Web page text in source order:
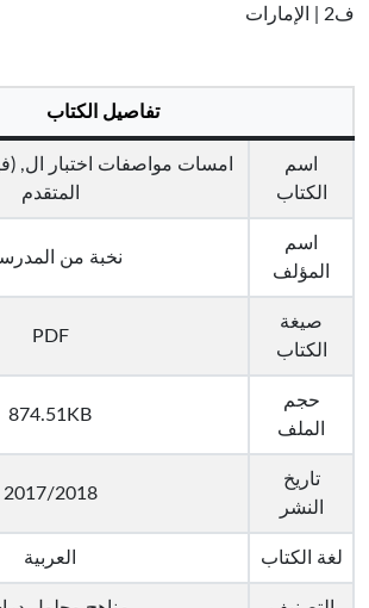
ف2 | الإمارات
تفاصيل الكتاب
اسم
الكتاب
امسات مواصفات اختبار ال,
المتقدم
اسم
المؤلف
نخبة من
صيغة
الكتاب
PDF
حجم
الملف
874.51KB
تاريخ
النشر
2017/2018
لغة الكتاب العربية